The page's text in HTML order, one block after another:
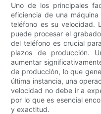
Uno de los principales
eficiencia de una
teléfono es su velocidad.
puede procesar el
del teléfono es crucial
plazos de producción.
aumentar
de producción, lo que
última instancia, una
velocidad no debe ir a
por lo que es esencial
y exactitud.